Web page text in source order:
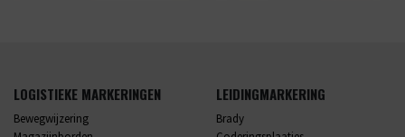
LOGISTIEKE MARKERINGEN
Bewegwijzering
LEIDINGMARKERING
Brady